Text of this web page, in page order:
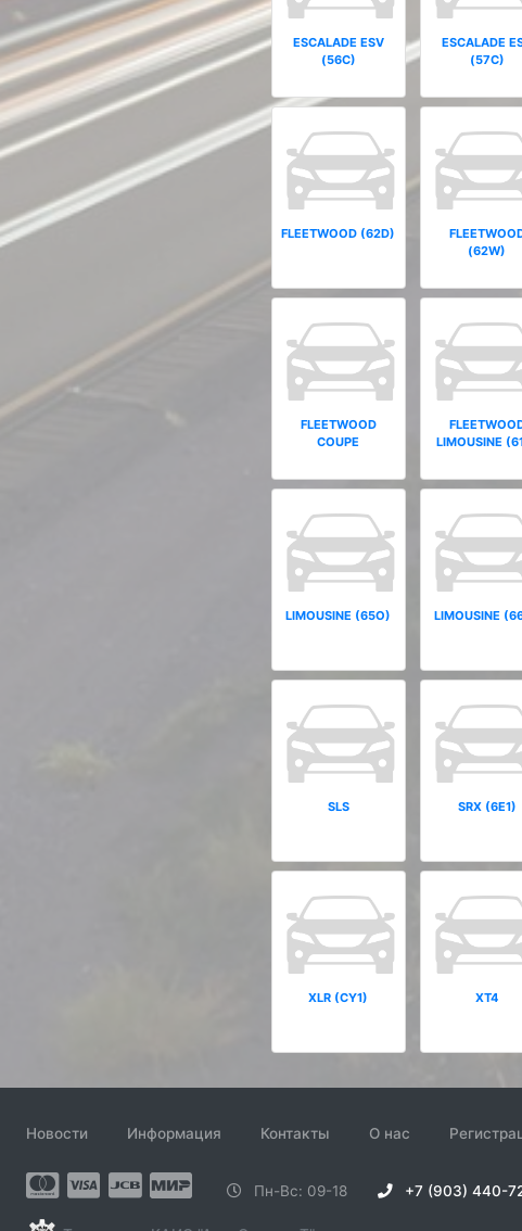
ESCALADE ESV
(56C)
ESCALADE
(57C)
FLEETWOOD (62D)
(62W)
FLEETWOOD
COUPE
LIMOUSINE
LIMOUSINE (65O) LIMOUSINE
SLS SRX (6E1)
XLR (CY1) XT4
Новости Информация Контакты О нас
Пн-Вс: 09-18 +7 (903) 440-